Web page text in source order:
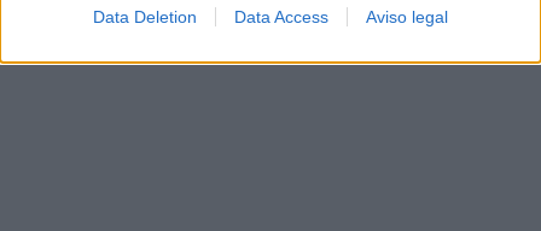
Data Deletion Data Access Aviso legal